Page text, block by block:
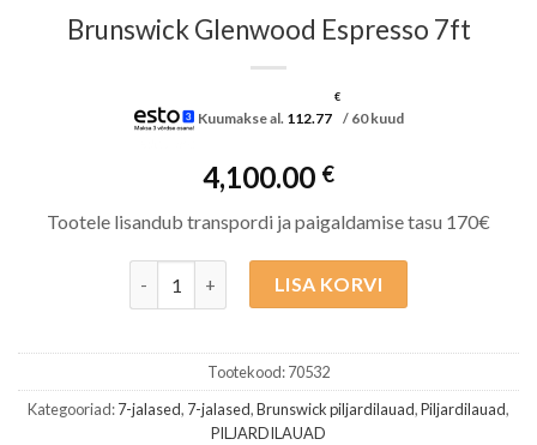
Brunswick Glenwood Espresso 7ft
Kuumakse al. 112.77
€
/ 60 kuud
4,100.00 €
Tootele lisandub transpordi ja paigaldamise tasu 170€
Brunswick Glenwood Espresso 7ft kogus
LISA KORVI
Tootekood:70532
Kategooriad:7-jalased, 7-jalased,Brunswick piljardilauad,Piljardilauad,
PILJARDILAUAD